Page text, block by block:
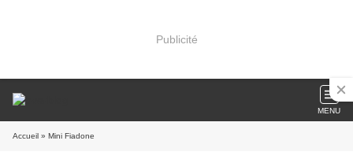
Publicité
MENU
Accueil » Mini Fiadone